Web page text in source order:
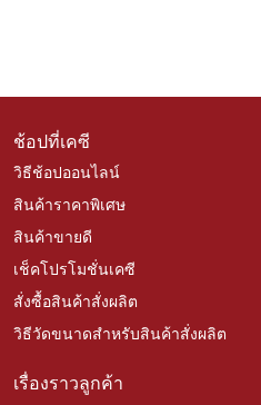
ช้อปที่เคซี
วิธีช้อปออนไลน์
สินค้าราคาพิเศษ
สินค้าขายดี
เช็คโปรโมชั่นเคซี
สั่งซื้อสินค้าสั่งผลิต
วิธีวัดขนาดสำหรับสินค้าสั่งผลิต
เรื่องราวลูกค้า